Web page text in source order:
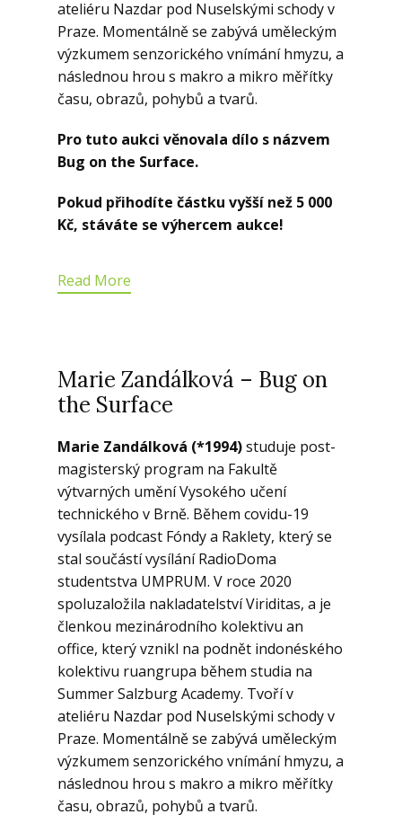
ateliéru Nazdar pod Nuselskými schody v
Praze. Momentálně se zabývá uměleckým
výzkumem senzorického vnímání hmyzu, a
následnou hrou s makro a mikro měřítky
času, obrazů, pohybů a tvarů.
Pro tuto aukci věnovala dílo s názvem
Bug on the Surface.
Pokud přihodíte částku vyšší než 5 000
Kč, stáváte se výhercem aukce!
Read More
Marie Zandálková – Bug on
the Surface
Marie Zandálková (*1994)studuje post-
magisterský program na Fakultě
výtvarných umění Vysokého učení
technického v Brně. Během covidu-19
vysílala podcast Fóndy a Raklety, který se
stal součástí vysílání RadioDoma
studentstva UMPRUM. V roce 2020
spoluzaložila nakladatelství Viriditas, a je
členkou mezinárodního kolektivu an
office, který vznikl na podnět indonéského
kolektivu ruangrupa během studia na
Summer Salzburg Academy. Tvoří v
ateliéru Nazdar pod Nuselskými schody v
Praze. Momentálně se zabývá uměleckým
výzkumem senzorického vnímání hmyzu, a
následnou hrou s makro a mikro měřítky
času, obrazů, pohybů a tvarů.